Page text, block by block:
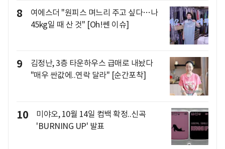
8
여에스더 "원피스 며느리 주고 싶다…나
45kg일 때 산 것" [Oh!쎈 이슈]
9
김정난, 3층 타운하우스 급매로 내놨다
"매우 싼값에..연락 달라" [순간포착]
10
미야오, 10월 14일 컴백 확정..신곡
'BURNING UP' 발표